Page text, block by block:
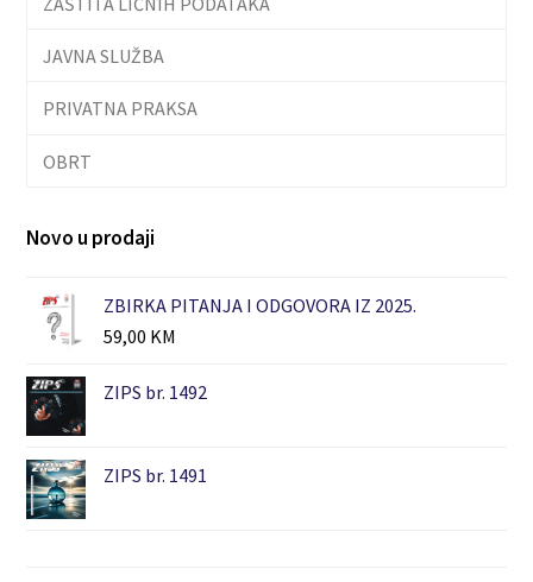
JAVNA SLUŽBA
PRIVATNA PRAKSA
OBRT
Novo u prodaji
ZBIRKA PITANJA I ODGOVORA IZ 2025.
59,00 KM
ZIPS br. 1492
ZIPS br. 1491